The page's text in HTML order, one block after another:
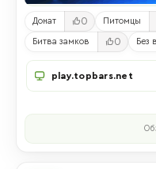
Донат 0 Питомцы
Битва замков 0 Без
play.topbars.net